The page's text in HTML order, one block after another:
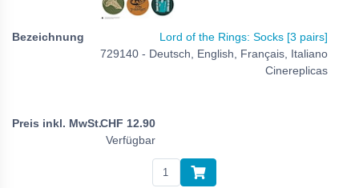
Lord of the Rings: Socks [3 pairs]
729140 - Deutsch, English, Français, Italiano
Cinereplicas
CHF 12.90
Verfügbar